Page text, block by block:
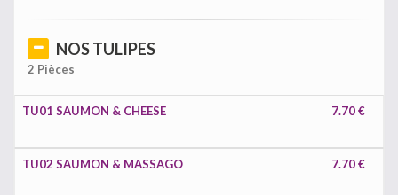
NOS TULIPES
2 Pièces
TU01 SAUMON & CHEESE 7.70 €
TU02 SAUMON & MASSAGO 7.70 €